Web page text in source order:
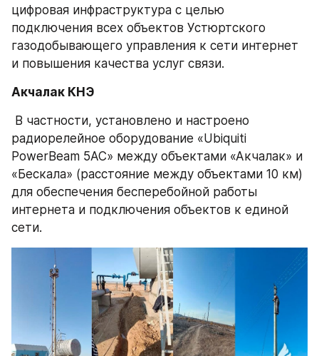
цифровая инфраструктура с целью
подключения всех объектов Устюртского
газодобывающего управления к сети интернет
и повышения качества услуг связи.
Акчалак КНЭ
радиорелейное оборудование «Ubiquiti
PowerBeam 5AC» между объектами «Акчалак» и
«Бескала» (расстояние между объектами 10 км)
для обеспечения бесперебойной работы
интернета и подключения объектов к единой
сети.